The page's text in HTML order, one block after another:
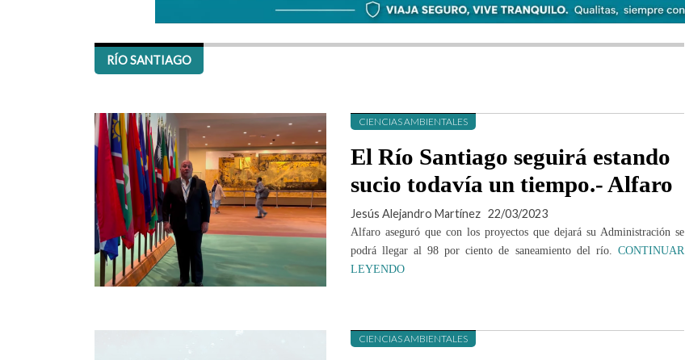
RÍO SANTIAGO
CIENCIAS AMBIENTALES
El Río Santiago seguirá estando
sucio todavía un tiempo.- Alfaro
Jesús Alejandro Martínez 22/03/2023
Alfaro aseguró que con los proyectos que dejará su Administración se
podrá llegar al 98 por ciento de saneamiento del río. CONTINUAR
LEYENDO
CIENCIAS AMBIENTALES